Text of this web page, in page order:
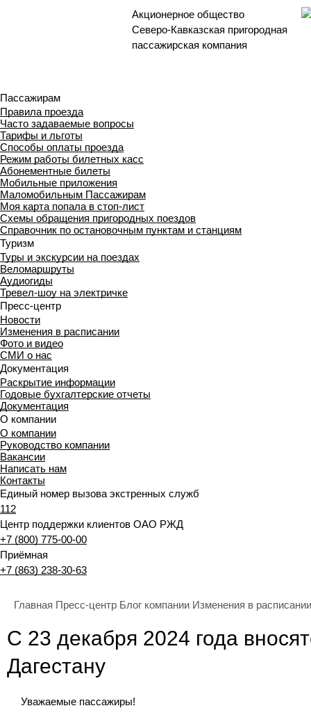
Акционерное общество
Северо-Кавказская пригородная
пассажирская компания
Пассажирам
Правила проезда
Часто задаваемые вопросы
Тарифы и льготы
Способы оплаты проезда
Режим работы билетных касс
Абонементные билеты
Мобильные приложения
Маломобильным Пассажирам
Моя карта попала в стоп-лист
Cхемы обращения пригородных поездов
Справочник по остановочным пунктам и станциям
Туризм
Туры и экскурсии на поездах
Веломаршруты
Аудиогиды
Тревел-шоу на электричке
Пресс-центр
Новости
Изменения в расписании
Фото и видео
СМИ о нас
Документация
Раскрытие информации
Годовые бухгалтерские отчеты
Документация
О компании
О компании
Руководство компании
Вакансии
Написать нам
Контакты
Единый номер вызова экстренных служб
112
Центр поддержки клиентов ОАО РЖД
+7 (800) 775-00-00
Приёмная
+7 (863) 238-30-63
Главная Пресс-центр Блог компании Изменения в расписании
С 23 декабря 2024 года
Дагестану
Уважаемые пассажиры!